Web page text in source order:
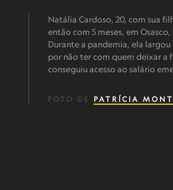
Natália Cardoso, 20, com sua
então com 5 meses, em Osasco,
Durante a pandemia, ela
por não ter com quem deixar a
conseguiu acesso ao salário
FOTO DE PATRÍCIA